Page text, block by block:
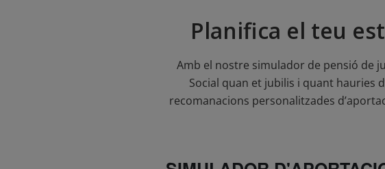
Planifica el teu
Amb el nostre simulador de pensió de
Social quan et jubilis i quant hauries
recomanacions personalitzades